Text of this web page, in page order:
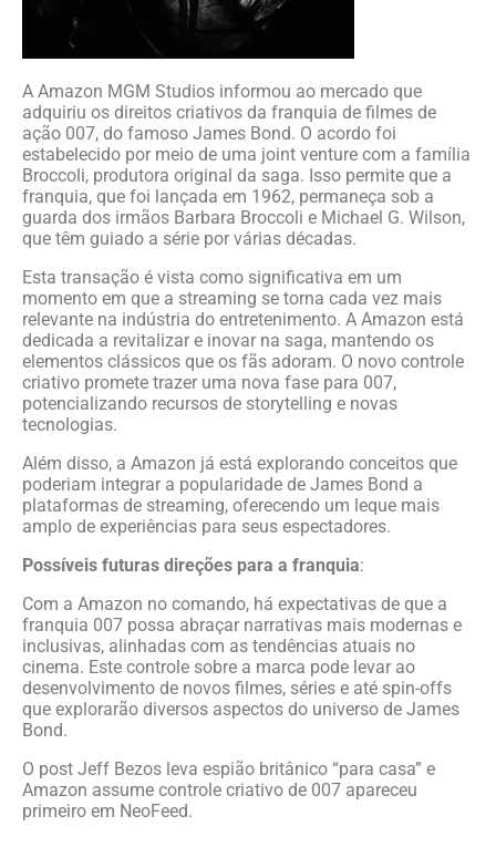
A Amazon MGM Studios informou ao mercado que
adquiriu os direitos criativos da franquia de filmes de
ação 007, do famoso James Bond. O acordo foi
estabelecido por meio de uma joint venture com a família
Broccoli, produtora original da saga. Isso permite que a
franquia, que foi lançada em 1962, permaneça sob a
guarda dos irmãos Barbara Broccoli e Michael G. Wilson,
que têm guiado a série por várias décadas.
Esta transação é vista como significativa em um
momento em que a streaming se torna cada vez mais
relevante na indústria do entretenimento. A Amazon está
dedicada a revitalizar e inovar na saga, mantendo os
elementos clássicos que os fãs adoram. O novo controle
criativo promete trazer uma nova fase para 007,
potencializando recursos de storytelling e novas
tecnologias.
Além disso, a Amazon já está explorando conceitos que
poderiam integrar a popularidade de James Bond a
plataformas de streaming, oferecendo um leque mais
amplo de experiências para seus espectadores.
Possíveis futuras direções para a franquia:
Com a Amazon no comando, há expectativas de que a
franquia 007 possa abraçar narrativas mais modernas e
inclusivas, alinhadas com as tendências atuais no
cinema. Este controle sobre a marca pode levar ao
desenvolvimento de novos filmes, séries e até spin-offs
que explorarão diversos aspectos do universo de James
Bond.
O post Jeff Bezos leva espião britânico “para casa” e
Amazon assume controle criativo de 007 apareceu
primeiro em NeoFeed.